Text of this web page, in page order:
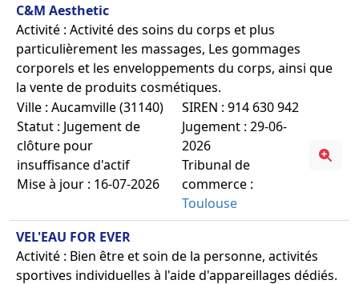
C&M Aesthetic
Activité : Activité des soins du corps et plus
particulièrement les massages, Les gommages
corporels et les enveloppements du corps, ainsi que
la vente de produits cosmétiques.
Ville : Aucamville (31140)
Statut : Jugement de
clôture pour
insuffisance d'actif
Mise à jour : 16-07-2026
SIREN : 914 630 942
Jugement : 29-06-
2026
Tribunal de
commerce :
Toulouse
VEL'EAU FOR EVER
Activité : Bien être et soin de la personne, activités
sportives individuelles à l'aide d'appareillages dédiés.